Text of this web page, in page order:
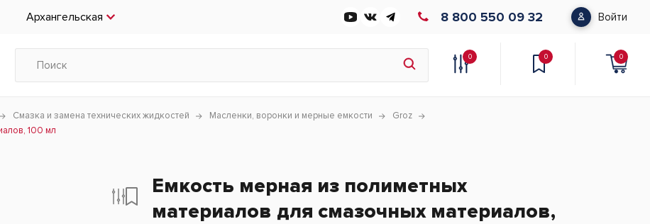
Архангельская 8 800 550 09 32 Войти
0 0 0
Смазка и замена технических жидкостей Масленки, воронки и мерные емкости
Groz
100 мл
Емкость мерная из полиметных
материалов для смазочных материалов,